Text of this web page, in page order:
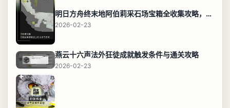
明日方舟终末地阿伯莉采石场宝箱全收集攻略，全点位分布图与路线
2026-02-23
燕云十六声法外狂徒成就触发条件与通关攻略
2026-02-23